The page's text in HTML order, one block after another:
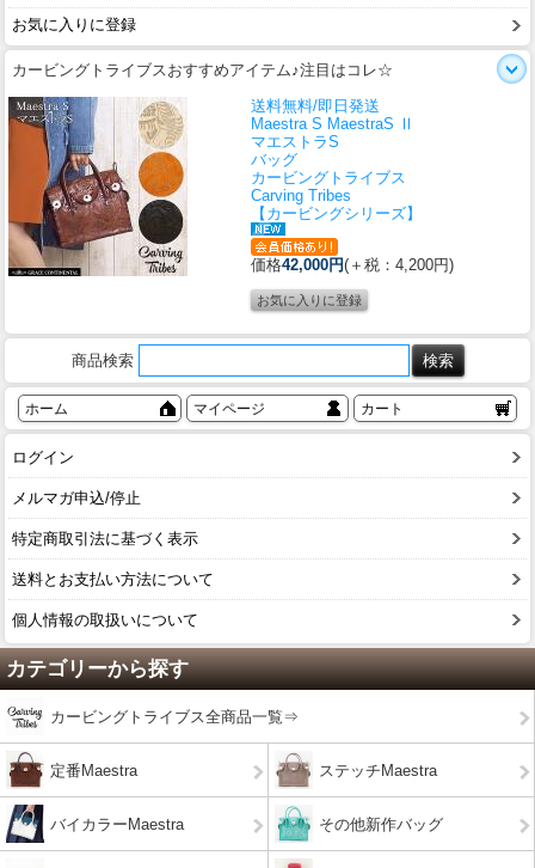
お気に入りに登録
カービングトライブスおすすめアイテム♪注目はコレ☆
送料無料/即日発送
Maestra S MaestraS Ⅱ
マエストラS
バッグ
カービングトライブス
Carving Tribes
【カービングシリーズ】
価格42,000円(＋税：4,200円)
商品検索
ホーム マイページ カート
ログイン
メルマガ申込/停止
特定商取引法に基づく表示
送料とお支払い方法について
個人情報の取扱いについて
カテゴリーから探す
カービングトライブス全商品一覧⇒
定番Maestra ステッチMaestra
バイカラーMaestra その他新作バッグ